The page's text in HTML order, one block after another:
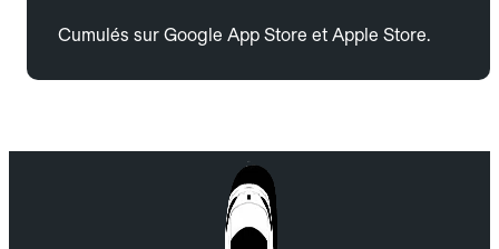
Cumulés sur Google App Store et Apple Store.